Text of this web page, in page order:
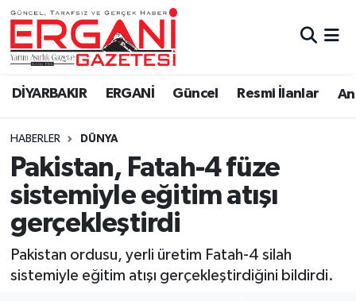
DİYARBAKIR ERGANİ Güncel Resmi İlanlar
HABERLER DÜNYA
Pakistan, Fatah-4 füze
sistemiyle eğitim atışı
gerçekleştirdi
Pakistan ordusu, yerli üretim Fatah-4 silah
sistemiyle eğitim atışı gerçekleştirdiğini bildirdi.
DİYARBAKIR
BİSMİL
BAĞLAR
ERGANİ
Güncel
Resmi İlanlar
Sağlık
Ergani Nöbetçi Eczaneler
Ergani Hava Durumu
Ergani Trafik Yoğunluk Haritası
Süper Lig Puan Durumu ve Fikstür
Tüm Manşetler
Son Dakika Haberleri